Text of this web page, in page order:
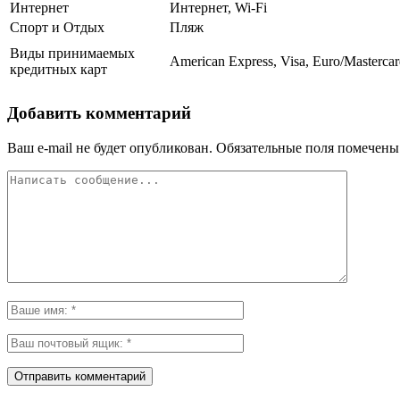
Интернет
Интернет, Wi-Fi
Спорт и Отдых
Пляж
Виды принимаемых
кредитных карт
American Express, Visa, Euro/
Добавить комментарий
Ваш e-mail не будет опубликован. Обязательные поля помечены